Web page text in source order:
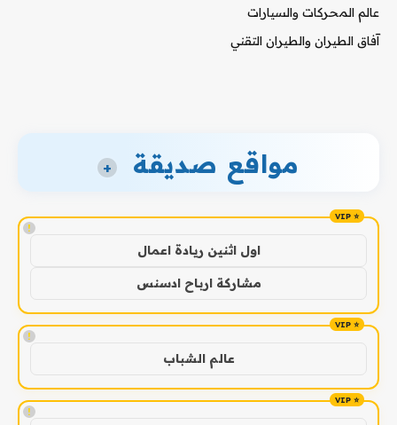
عالم المحركات والسيارات
آفاق الطيران والطيران التقني
مواقع صديقة +
!
اول اثنين ريادة اعمال
مشاركة ارباح ادسنس
!
عالم الشباب
!